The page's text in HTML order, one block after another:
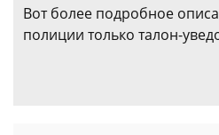
Вот более подробное
полиции только талон-